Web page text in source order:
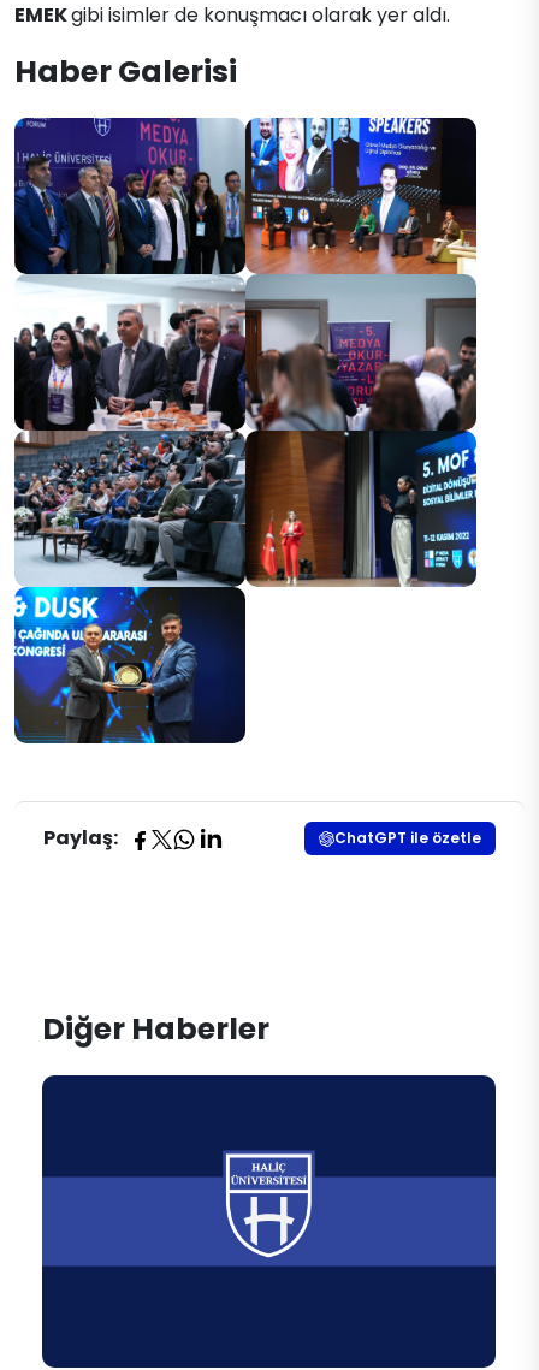
EMEKgibi isimler de konuşmacı olarak yer aldı.
Haber Galerisi
Paylaş: ChatGPT ile özetle
Diğer Haberler